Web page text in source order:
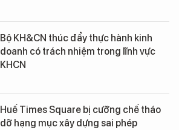
Bộ KH&CN thúc đẩy thực hành kinh
doanh có trách nhiệm trong lĩnh vực
KHCN
Huế Times Square bị cưỡng chế tháo
dỡ hạng mục xây dựng sai phép